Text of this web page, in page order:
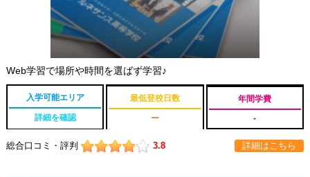
Web学習で場所や時間を選ばず学習♪
入学可能エリア
詳細を確認
最低登校日数
ー
年間学費
-
総合口コミ・評判 3.8 詳細はこちら